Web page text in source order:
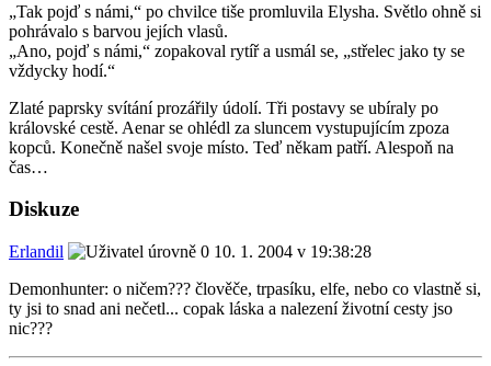
„Tak pojď s námi,“ po chvilce tiše promluvila Elysha. Světlo ohně si
pohrávalo s barvou jejích vlasů.
„Ano, pojď s námi,“ zopakoval rytíř a usmál se, „střelec jako ty se
vždycky hodí.“
Zlaté paprsky svítání prozářily údolí. Tři postavy se ubíraly po
královské cestě. Aenar se ohlédl za sluncem vystupujícím zpoza
kopců. Konečně našel svoje místo. Teď někam patří. Alespoň na
čas…
Diskuze
Erlandil
10. 1. 2004 v 19:38:28
Demonhunter: o ničem??? člověče, trpasíku, elfe, nebo co vlastně si,
ty jsi to snad ani nečetl... copak láska a nalezení životní cesty jso
nic???